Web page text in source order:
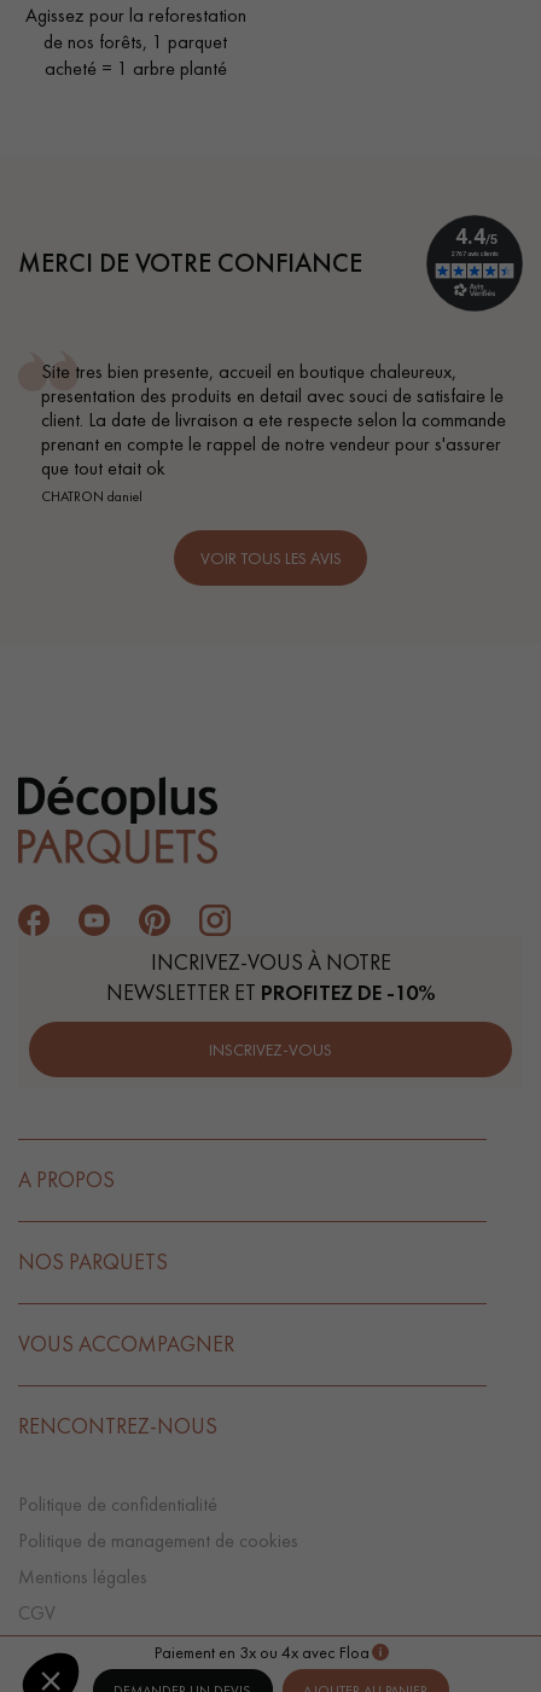
Paiement en 3x ou 4x avec Floa
Agissez pour la reforestation
de nos forêts, 1 parquet
acheté = 1 arbre planté
MERCI DE VOTRE CONFIANCE
tres bien presente, accueil en boutique chaleureux,
des produits en detail avec souci de satisfaire le
La date de livraison a ete respecte selon la commande
en compte le rappel de notre vendeur pour s'assurer
tout etait ok
daniel
VOIR TOUS LES AVIS
INCRIVEZ-VOUS À NOTRE
NEWSLETTER ET PROFITEZ DE -10%
INSCRIVEZ-VOUS
A PROPOS
NOS PARQUETS
VOUS ACCOMPAGNER
RENCONTREZ-NOUS
Politique de confidentialité
Politique de management de cookies
Mentions légales
CGV
Préférences Cookies